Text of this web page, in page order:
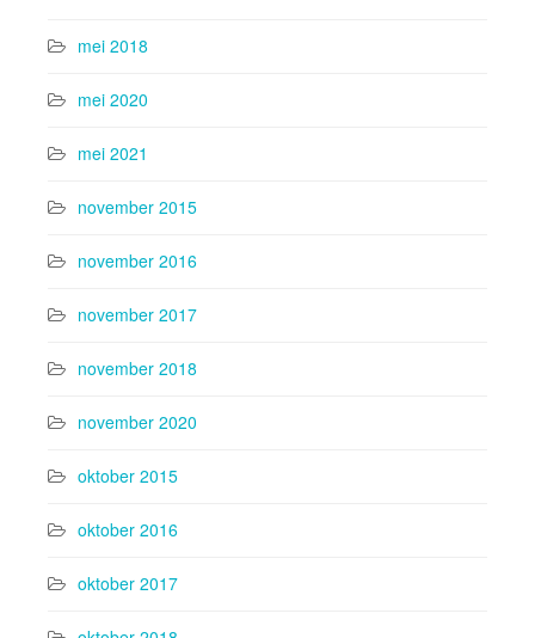
mei 2018
mei 2020
mei 2021
november 2015
november 2016
november 2017
november 2018
november 2020
oktober 2015
oktober 2016
oktober 2017